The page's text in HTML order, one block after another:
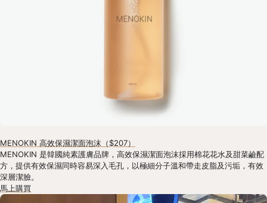
MENOKIN 高效保濕潔面泡沫（$207）
MENOKIN 是韓國純素護膚品牌，高效保濕潔面泡沫採用棉花花水及甜菜鹼配
方，提供有效保濕同時容易深入毛孔，以極細分子溫和帶走皮脂及污垢，有效
深層潔臉。
馬上購買